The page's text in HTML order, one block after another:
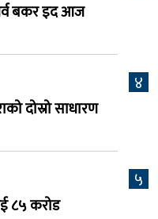
२, शनिबार
नेपाली मेलाको
बेजोड प्रस्तुती रहने
बकर इद आज
४
दोस्रो साधारण
५
८५ करोड